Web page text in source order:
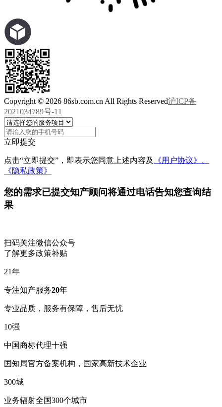
Copyright © 2026 86sb.com.cn All Rights Reserved沪ICP备
2021034789号-11
立即提交
点击“立即提交”，即表示您同意上述内容及
《用户协议》、
《隐私政策》
您的需求已提交知产顾问将通过电话告知您查询结
果
扫码关注微信公众号
了解更多政策补贴
21年
专注知产服务20年
专业品质，服务有保障，售后无忧
10强
中国商标代理十强
国知局官方备案机构，国家高新技术企业
300城
业务辐射全国300个城市